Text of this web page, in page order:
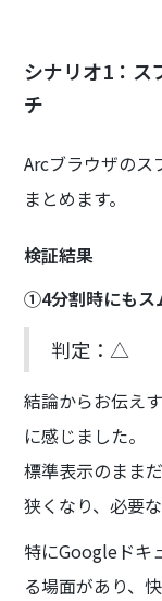
シナリオ1：ス
チ
Arcブラウザのス
まとめます。
検証結果
①4分割時にもス
判定：△
結論からお伝え
に感じました。
標準表示のまま
狭くなり、必要
特にGoogleドキ
る場面があり、